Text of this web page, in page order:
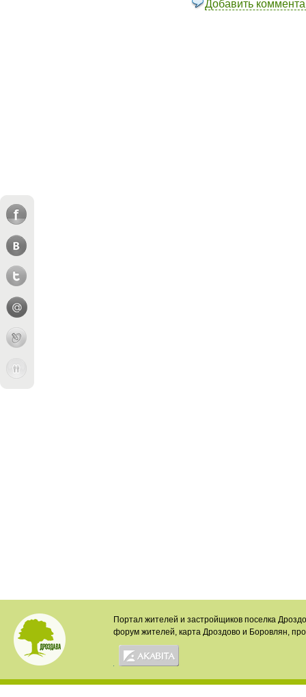
Добавить
Портал жителей и застройщиков поселка
форум жителей, карта Дроздово и Боровлян,